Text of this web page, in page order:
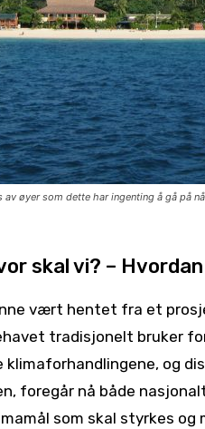
av øyer som dette har ingenting å gå på
skal vi? –
vært hentet fra et
tradisjonelt bruker
og
foregår nå både
som skal styrkes